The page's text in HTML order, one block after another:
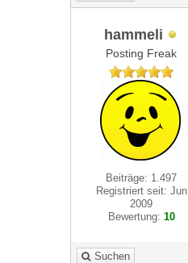
hammeli
Posting Freak
Beiträge: 1.497
Registriert seit: Jun
2009
Bewertung: 10
Suchen